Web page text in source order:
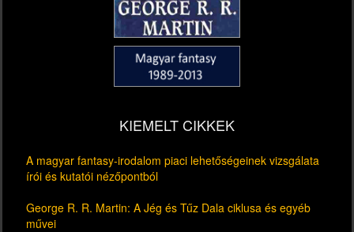
KIEMELT CIKKEK
A magyar fantasy-irodalom piaci lehetőségeinek vizsgálata
írói és kutatói nézőpontból
George R. R. Martin: A Jég és Tűz Dala ciklusa és egyéb
művei